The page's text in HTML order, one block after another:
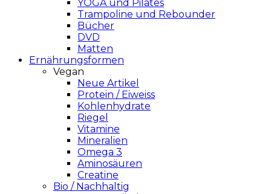
YOGA und Pilates
Trampoline und Rebounder
Bücher
DVD
Matten
Ernährungsformen
Vegan
Neue Artikel
Protein / Eiweiss
Kohlenhydrate
Riegel
Vitamine
Mineralien
Omega 3
Aminosäuren
Creatine
Bio / Nachhaltig